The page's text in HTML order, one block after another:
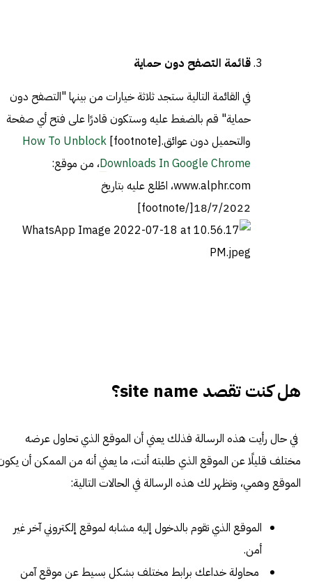
قائمة التصفح دون حماية
في القائمة التالية ستجد ثلاثة خيارات من بينها "التصفح دون
حماية" قم بالضغط عليه وستكون قادرًا على فتح أي صفحة
والتحميل دون عوائق.[footnote]
How To Unblock
Downloads In Google Chrome، من موقع:
www.alphr.com، اطّلع عليه بتاريخ
18/7/2022[/footnote]
هل كنت تقصد site name؟
في حال رأيت هذه الرسالة فذلك يعني أن الموقع الذي تحاول عرضه
مختلف قليلًا عن الموقع الذي طلبته أنت، ما يعني أنه من الممكن أن
الموقع وهمي، وتظهر لك هذه الرسالة في الحالات التالية:
الموقع الذي تقوم بالدخول إليه مشابه لموقع إلكتروني آخر غير
أمن.
محاولة خداعك برابط مختلف بشكل بسيط عن موقع آمن